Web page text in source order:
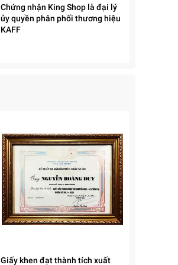
Chứng nhận King Shop là đại lý
ủy quyền phân phối thương hiệu
KAFF
Giấy khen đạt thành tích xuất